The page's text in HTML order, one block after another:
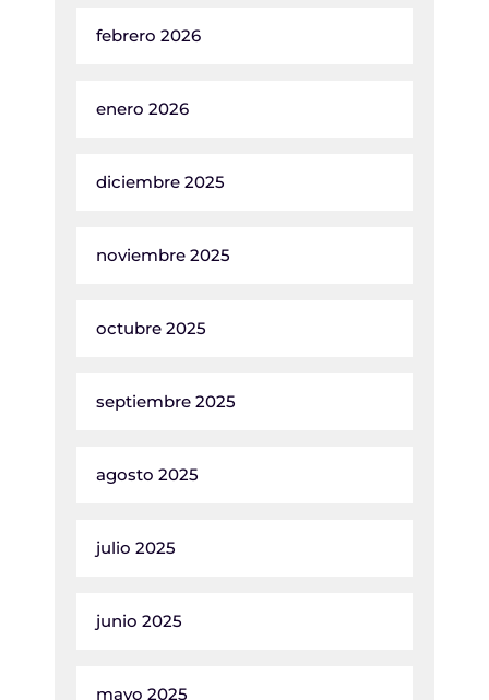
febrero 2026
enero 2026
diciembre 2025
noviembre 2025
octubre 2025
septiembre 2025
agosto 2025
julio 2025
junio 2025
mayo 2025